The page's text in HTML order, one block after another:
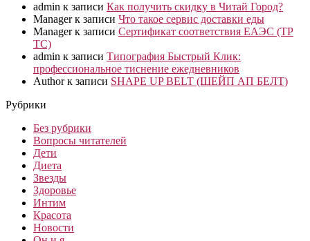
admin к записи Как получить скидку в Читай Город?
Managerк записи Что такое сервис доставки еды
Managerк записи Сертификат соответствия ЕАЭС (ТР
ТС)
admin к записи Типография Быстрый Клик:
профессиональное тиснение ежедневников
Authorк записи SHAPE UP BELT (ШЕЙП АП БЕЛТ)
Рубрики
Без рубрики
Вопросы читателей
Дети
Диета
Звезды
Здоровье
Интим
Красота
Новости